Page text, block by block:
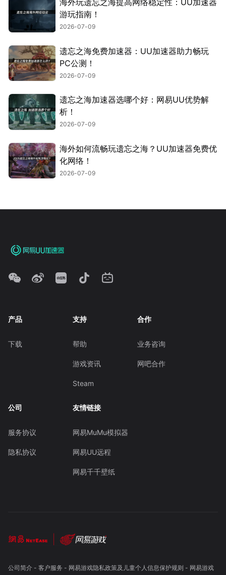
海外玩遗忘之海提高网络稳定性：UU加速器
游玩指南！
2026-07-09
遗忘之海免费加速器：UU加速器助力畅玩
PC公测！
2026-07-09
遗忘之海加速器选哪个好：网易UU优势解
析！
2026-07-09
海外如何流畅玩遗忘之海？UU加速器免费优
化网络！
2026-07-09
产品
下载
支持
帮助
游戏资讯
Steam
合作
业务咨询
网吧合作
公司
服务协议
隐私协议
友情链接
网易MuMu模拟器
网易UU远程
网易千千壁纸
公司简介- 客户服务 - 网易游戏隐私政策及儿童个人信息保护规则 - 网易游戏